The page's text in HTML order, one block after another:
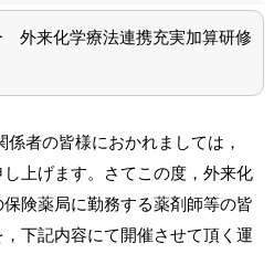
外来化学療法連携充実加算研修
者の皆様におかれましては，
上げます。さてこの度，外来化
険薬局に勤務する薬剤師等の皆
下記内容にて開催させて頂く運